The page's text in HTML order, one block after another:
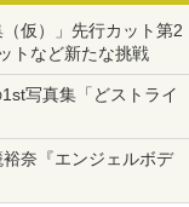
仮）」先行カット第2
トなど新たな挑戦
写真集「どストライ
裕奈『エンジェルボデ